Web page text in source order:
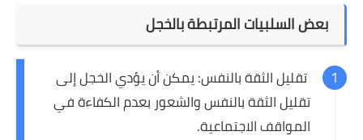
بعض السلبيات المرتبطة بالخجل
تقليل الثقة بالنفس: يمكن أن يؤدي الخجل إلى
تقليل الثقة بالنفس والشعور بعدم الكفاءة في
المواقف الاجتماعية.